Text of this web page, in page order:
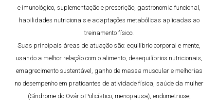
e imunológico, suplementação e prescrição, gastronomia funcional,
habilidades nutricionais e adaptações metabólicas aplicadas ao
treinamento físico.
Suas principais áreas de atuação são: equilíbrio corporal e mente,
usando a melhor relação com o alimento, desequilíbrios nutricionais,
emagrecimento sustentável, ganho de massa muscular e melhorias
no desempenho em praticantes de atividade física, saúde da mulher
(Síndrome do Ovário Policístico, menopausa), endometriose,